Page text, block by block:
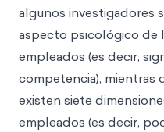
algunos investigadores
aspecto psicológico de
empleados (es decir,
competencia), mientras
existen siete
empleados (es decir,